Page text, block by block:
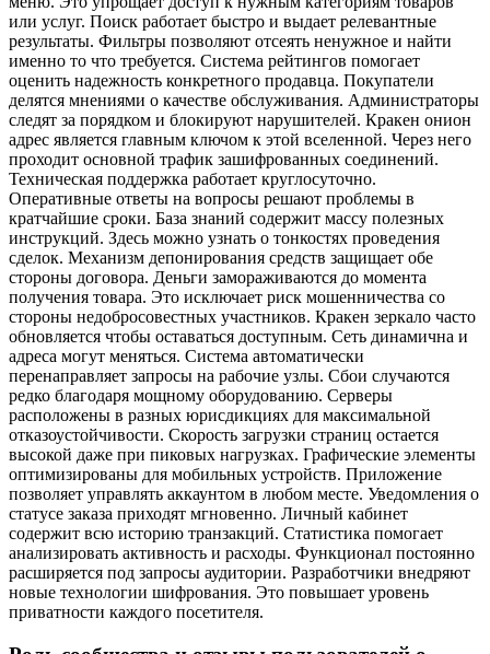
или услуг. Поиск работает быстро и выдает релевантные
результаты. Фильтры позволяют отсеять ненужное и найти
именно то что требуется. Система рейтингов помогает
оценить надежность конкретного продавца. Покупатели
делятся мнениями о качестве обслуживания. Администраторы
следят за порядком и блокируют нарушителей. Кракен онион
адрес является главным ключом к этой вселенной. Через него
проходит основной трафик зашифрованных соединений.
Техническая поддержка работает круглосуточно.
Оперативные ответы на вопросы решают проблемы в
кратчайшие сроки. База знаний содержит массу полезных
инструкций. Здесь можно узнать о тонкостях проведения
сделок. Механизм депонирования средств защищает обе
стороны договора. Деньги замораживаются до момента
получения товара. Это исключает риск мошенничества со
стороны недобросовестных участников. Кракен зеркало часто
обновляется чтобы оставаться доступным. Сеть динамична и
адреса могут меняться. Система автоматически
перенаправляет запросы на рабочие узлы. Сбои случаются
редко благодаря мощному оборудованию. Серверы
расположены в разных юрисдикциях для максимальной
отказоустойчивости. Скорость загрузки страниц остается
высокой даже при пиковых нагрузках. Графические элементы
оптимизированы для мобильных устройств. Приложение
позволяет управлять аккаунтом в любом месте. Уведомления о
статусе заказа приходят мгновенно. Личный кабинет
содержит всю историю транзакций. Статистика помогает
анализировать активность и расходы. Функционал постоянно
расширяется под запросы аудитории. Разработчики внедряют
новые технологии шифрования. Это повышает уровень
приватности каждого посетителя.